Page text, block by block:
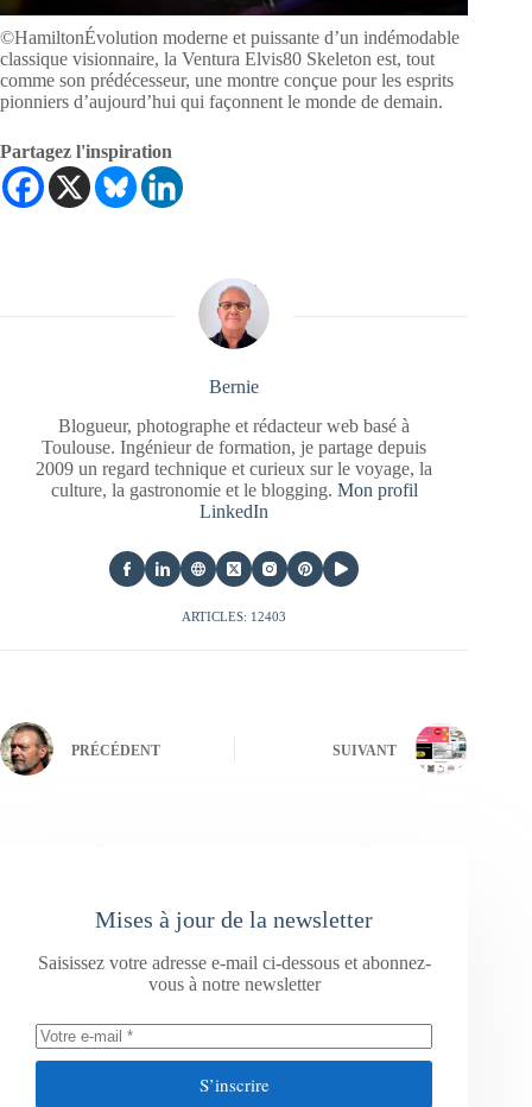
©HamiltonÉvolution moderne et puissante d’un indémodable
classique visionnaire, la Ventura Elvis80 Skeleton est, tout
comme son prédécesseur, une montre conçue pour les esprits
pionniers d’aujourd’hui qui façonnent le monde de demain.
Partagez l'inspiration
Bernie
Blogueur, photographe et rédacteur web basé à
Toulouse. Ingénieur de formation, je partage depuis
2009 un regard technique et curieux sur le voyage, la
culture, la gastronomie et le blogging. Mon profil
LinkedIn
ARTICLES: 12403
PRÉCÉDENT SUIVANT
Mises à jour de la newsletter
Saisissez votre adresse e-mail ci-dessous et abonnez-
vous à notre newsletter
S’inscrire